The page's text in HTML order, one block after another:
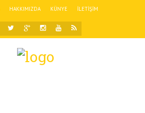
HAKKIMIZDA KÜNYE İLETIŞIM